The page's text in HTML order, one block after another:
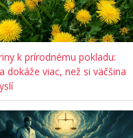
k prírodnému pokladu:
dokáže viac, než si väčšina